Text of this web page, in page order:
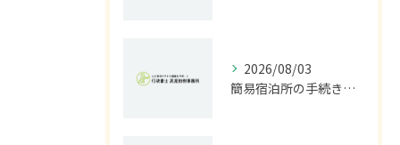
2026/08/03
簡易宿泊所の手続きと石川県金沢市で民泊を始めるための旅館業許可申請ガイド